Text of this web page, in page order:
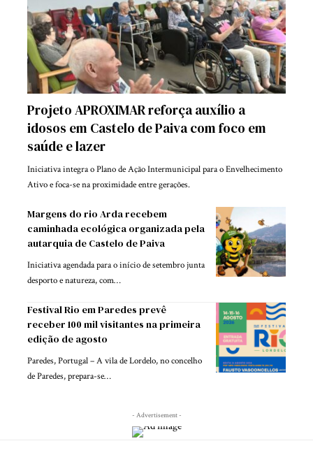
Projeto APROXIMAR reforça auxílio a
idosos em Castelo de Paiva com foco em
saúde e lazer
Iniciativa integra o Plano de Ação Intermunicipal para o Envelhecimento
Ativo e foca-se na proximidade entre gerações.
Margens do rio Arda recebem
caminhada ecológica organizada pela
autarquia de Castelo de Paiva
Iniciativa agendada para o início de setembro junta
desporto e natureza, com…
Festival Rio em Paredes prevê
receber 100 mil visitantes na primeira
edição de agosto
Paredes, Portugal – A vila de Lordelo, no concelho
de Paredes, prepara-se…
- Advertisement -